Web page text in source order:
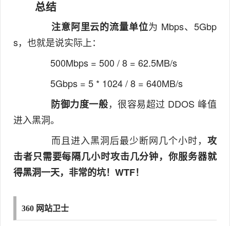
总结
注意阿里云的流量单位为 Mbps、5Gbp
s，也就是说实际上：
500Mbps = 500 / 8 = 62.5MB/s
5Gbps = 5 * 1024 / 8 = 640MB/s
防御力度一般，很容易超过 DDOS 峰值
进入黑洞。
而且进入黑洞后最少断网几个小时， 攻
击者只需要每隔几小时攻击几分钟，你服务器就
得黑洞一天，非常的坑！WTF！
360 网站卫士